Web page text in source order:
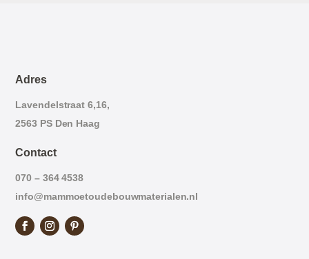
Adres
Lavendelstraat 6,16,
2563 PS Den Haag
Contact
070 – 364 4538
info@mammoetoudebouwmaterialen.nl